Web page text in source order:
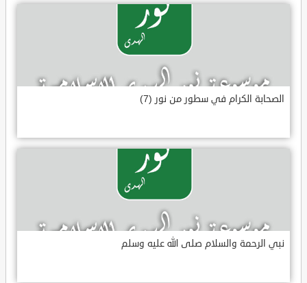
الصحابة الكرام في سطور من نور (7)
نبي الرحمة والسلام صلى الله عليه وسلم